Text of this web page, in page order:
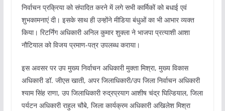
निर्वाचन प्रक्रिया को संपादित करने में लगे सभी कार्मिकों को बधाई एवं
शुभकामनाएं दी। इसके साथ ही उन्होंने मीडिया बंधुओं का भी आभार व्यक्त
किया। रिटर्निंग अधिकारी अनिल कुमार शुक्ला ने भाजपा प्रत्याशी आशा
नौटियाल को विजय प्रमाण-पत्र उपलब्ध कराया।
इस अवसर पर उप मुख्य निर्वाचन अधिकारी मुक्ता मिश्रा, मुख्य विकास
अधिकारी डॉ. जीएस खाती, अपर जिलाधिकारी/उप जिला निर्वाचन अधिकारी
श्याम सिंह राणा, उप जिलाधिकारी रुद्रप्रयाग आशीष चंद्र घिल्डियाल, जिला
पर्यटन अधिकारी राहुल चौबे, जिला कार्यक्रम अधिकारी अखिलेश मिश्रा